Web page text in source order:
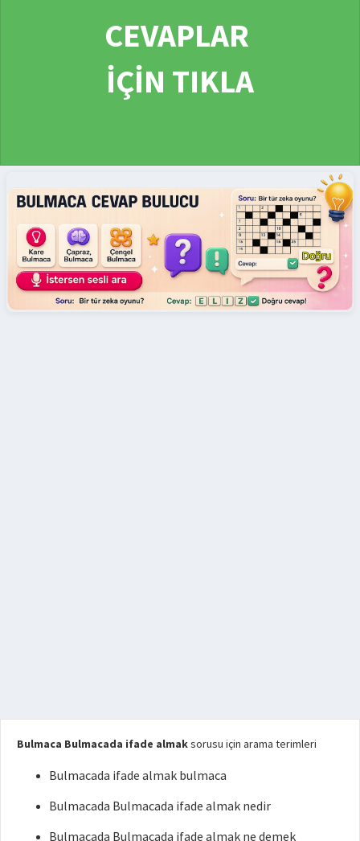
CEVAPLAR
İÇİN TIKLA
Bulmaca Bulmacada ifade almaksorusu için arama terimleri
Bulmacada ifade almak bulmaca
Bulmacada Bulmacada ifade almak nedir
Bulmacada Bulmacada ifade almak ne demek